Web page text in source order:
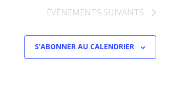
ÉVÈNEMENTS SUIVANTS
S’ABONNER AU CALENDRIER